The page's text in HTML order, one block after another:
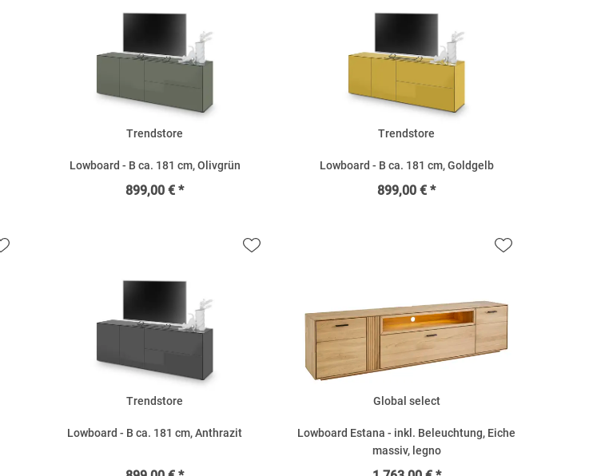
Trendstore
Lowboard - B ca. 181 cm, Olivgrün
899,00 € *
Trendstore
Lowboard - B ca. 181 cm, Goldgelb
899,00 € *
Trendstore
Lowboard - B ca. 181 cm, Anthrazit
Global select
Lowboard Estana - inkl. Beleuchtung, Eiche
massiv, legno